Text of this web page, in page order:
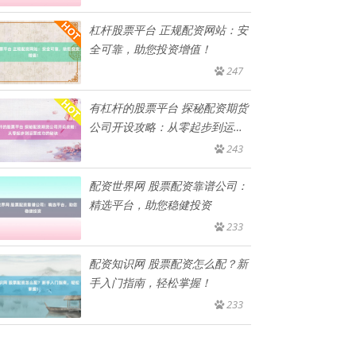
杠杆股票平台 正规配资网站：安
全可靠，助您投资增值！
247
有杠杆的股票平台 探秘配资期货
公司开设攻略：从零起步到运营
243
配资世界网 股票配资靠谱公司：
精选平台，助您稳健投资
233
配资知识网 股票配资怎么配？新
手入门指南，轻松掌握！
233